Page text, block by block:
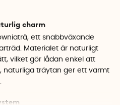
charm
ett snabbväxande
Materialet är naturligt
vilket gör lådan enkel att
naturliga träytan ger ett varmt